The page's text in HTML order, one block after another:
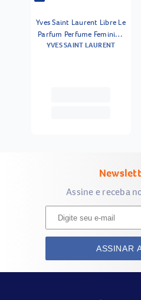
Yves Saint Laurent Libre Le
Parfum Perfume Feminino
50ml
YVES SAINT LAURENT
Assine e receba
ASSINAR